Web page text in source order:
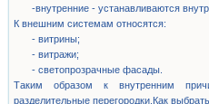
-внутренние - устанавливаются
К внешним системам относятся:
- витрины;
- витражи;
- светопрозрачные фасады.
Таким образом к внутренним
разделительные перегородки.Как